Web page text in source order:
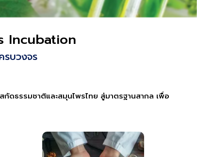
Incubation
บวงจร
ดธรรมชาติและสมุนไพรไทย สู่มาตรฐานสากล เพื่อ